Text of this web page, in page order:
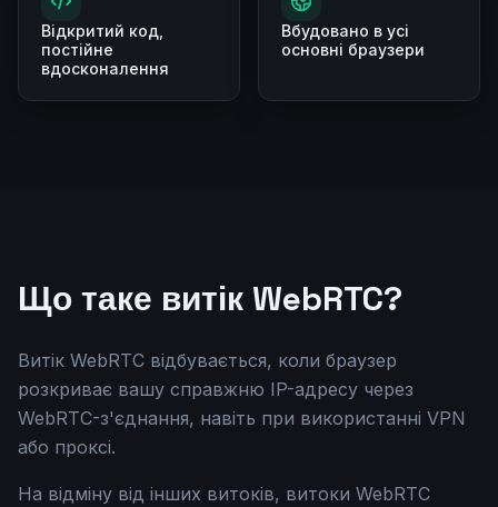
Відкритий код,
постійне
вдосконалення
Вбудовано в усі
основні браузери
Що таке витік WebRTC?
Витік WebRTC відбувається, коли браузер
розкриває вашу справжню IP-адресу через
WebRTC-з'єднання, навіть при використанні VPN
або проксі.
На відміну від інших витоків, витоки WebRTC